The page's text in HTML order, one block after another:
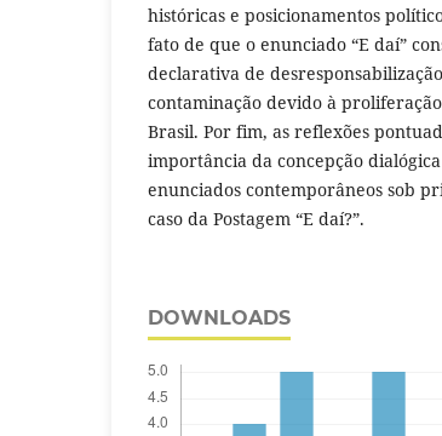
históricas e posicionamentos
fato de que o enunciado “E daí”
declarativa de
contaminação devido à
Brasil. Por fim, as reflexões
importância da concepção
enunciados contemporâneos sob
caso da Postagem “E daí?”.
DOWNLOADS